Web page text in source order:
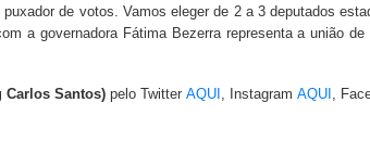
de votos. Vamos eleger de 2 a 3 deputados
a governadora Fátima Bezerra representa a união
Carlos Santos) pelo Twitter AQUI , Instagram AQUI ,